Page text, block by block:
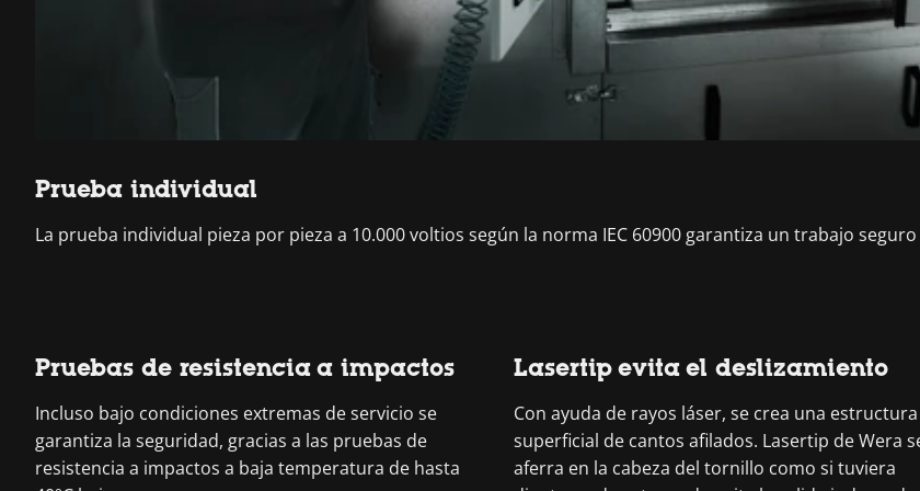
Prueba individual
La prueba individual pieza por pieza a 10.000 voltios según la norma IEC 60900 garantiza un trabajo
Pruebas de resistencia a impactos
Incluso bajo condiciones extremas de servicio se
garantiza la seguridad, gracias a las pruebas de
resistencia a impactos a baja temperatura de hasta
Lasertip evita el deslizamiento
Con ayuda de rayos láser, se crea una estructura
superficial de cantos afilados. Lasertip de Wera
aferra en la cabeza del tornillo como si tuviera